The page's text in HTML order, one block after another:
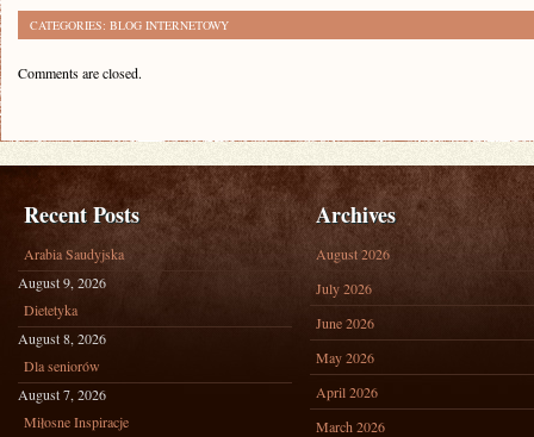
CATEGORIES: BLOG INTERNETOWY
Comments are closed.
Recent Posts
Arabia Saudyjska
August 9, 2026
Dietetyka
August 8, 2026
Dla seniorów
August 7, 2026
Miłosne Inspiracje
Archives
August 2026
July 2026
June 2026
May 2026
April 2026
March 2026